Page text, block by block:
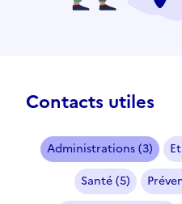
Contacts utiles
Administrations (3)
Santé (5)